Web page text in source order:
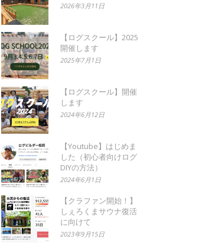
2026年3月11日
【ログスクール】2025
開催します
2025年7月1日
【ログスクール】開催
します
2024年6月12日
【Youtube】はじめま
した（初心者向けログ
DIYの方法）
2024年6月1日
【クラファン開始！】
しぇろくまサウナ復活
に向けて
2023年9月15日